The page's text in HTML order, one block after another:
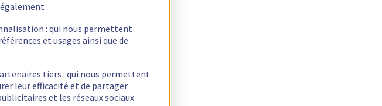
:
: qui nous permettent
et usages ainsi que de
tiers : qui nous permettent
leur efficacité et de partager
et les réseaux sociaux.